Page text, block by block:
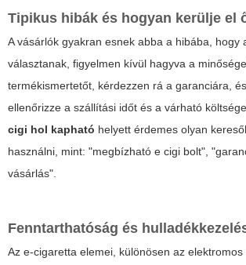
Tipikus hibák és hogyan kerülje el
A vásárlók gyakran esnek abba a hibába, hogy
választanak, figyelmen kívül hagyva a
termékismertetőt, kérdezzen rá a garanciára,
ellenőrizze a szállítási időt és a várható
cigi hol kapható helyett érdemes olyan
használni, mint: "megbízható e cigi bolt",
vásárlás".
Fenntarthatóság és
Az e-cigaretta elemei, különösen az